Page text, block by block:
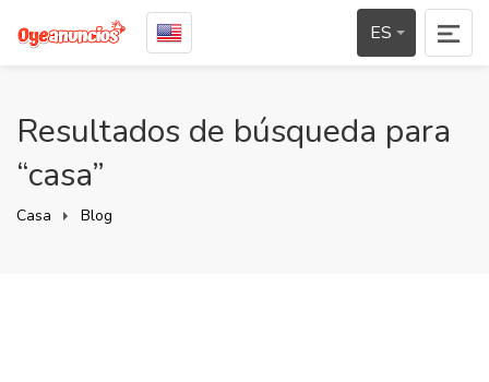
ES
Resultados de búsqueda para
“casa”
Casa Blog